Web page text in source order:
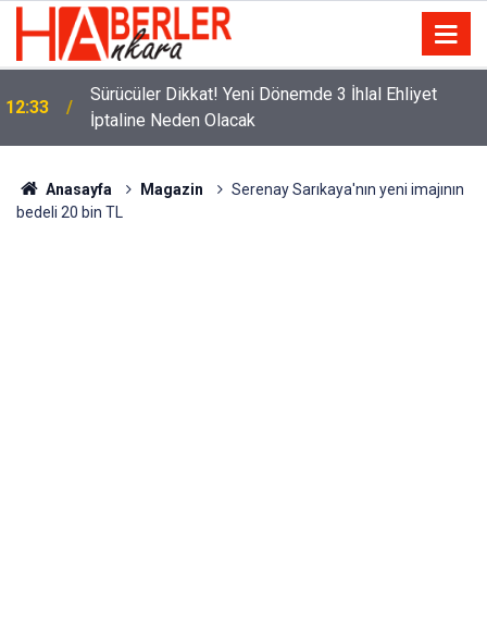
12:33
Sürücüler Dikkat! Yeni Dönemde 3 İhlal Ehliyet
İptaline Neden Olacak
Anasayfa Magazin
Serenay Sarıkaya'nın yeni imajının
bedeli 20 bin TL